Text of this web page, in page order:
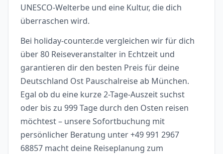
UNESCO-Welterbe und eine Kultur, die dich
überraschen wird.
Bei holiday-counter.de vergleichen wir für dich
über 80 Reiseveranstalter in Echtzeit und
garantieren dir den besten Preis für deine
Deutschland Ost Pauschalreise ab München.
Egal ob du eine kurze 2-Tage-Auszeit suchst
oder bis zu 999 Tage durch den Osten reisen
möchtest – unsere Sofortbuchung mit
persönlicher Beratung unter +49 991 2967
68857 macht deine Reiseplanung zum